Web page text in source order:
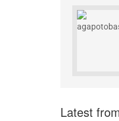
Latest